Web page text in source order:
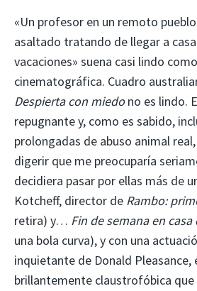
«Un profesor en un remoto
asaltado tratando de llegar a
vacaciones» suena casi lindo
cinematográfica. Cuadro
Despierta con miedono es lindo.
repugnante y, como es sabido,
prolongadas de abuso animal
digerir que me preocuparía
decidiera pasar por ellas más de
Kotcheff, director de Rambo:
retira) y… Fin de semana en casa
una bola curva), y con una
inquietante de Donald Pleasance,
brillantemente claustrofóbica que